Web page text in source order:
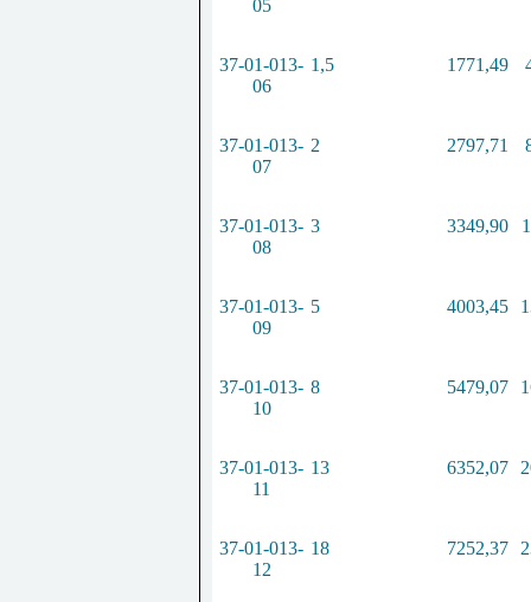
05
37-01-013-
06
1,5 1771,49
37-01-013-
07
2 2797,71
37-01-013-
08
3 3349,90
37-01-013-
09
5 4003,45
37-01-013-
10
8 5479,07
37-01-013-
11
13 6352,07
37-01-013-
12
18 7252,37